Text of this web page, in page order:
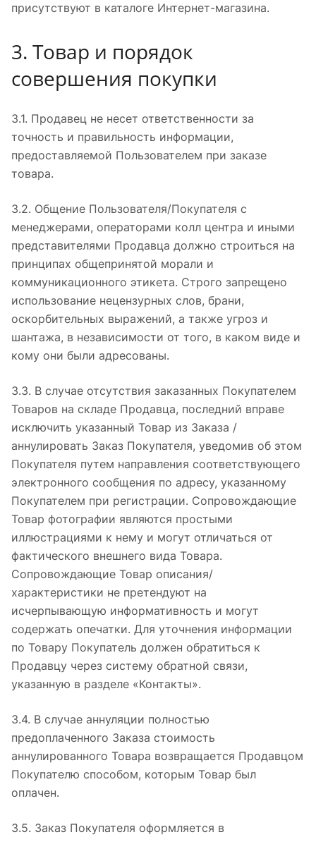
присутствуют в каталоге Интернет-магазина.
3. Товар и порядок
совершения покупки
3.1. Продавец не несет ответственности за
точность и правильность информации,
предоставляемой Пользователем при заказе
товара.
3.2. Общение Пользователя/Покупателя с
менеджерами, операторами колл центра и иными
представителями Продавца должно строиться на
принципах общепринятой морали и
коммуникационного этикета. Строго запрещено
использование нецензурных слов, брани,
оскорбительных выражений, а также угроз и
шантажа, в независимости от того, в каком виде и
кому они были адресованы.
3.3. В случае отсутствия заказанных Покупателем
Товаров на складе Продавца, последний вправе
исключить указанный Товар из Заказа /
аннулировать Заказ Покупателя, уведомив об этом
Покупателя путем направления соответствующего
электронного сообщения по адресу, указанному
Покупателем при регистрации. Сопровождающие
Товар фотографии являются простыми
иллюстрациями к нему и могут отличаться от
фактического внешнего вида Товара.
Сопровождающие Товар описания/
характеристики не претендуют на
исчерпывающую информативность и могут
содержать опечатки. Для уточнения информации
по Товару Покупатель должен обратиться к
Продавцу через систему обратной связи,
указанную в разделе «Контакты».
3.4. В случае аннуляции полностью
предоплаченного Заказа стоимость
аннулированного Товара возвращается Продавцом
Покупателю способом, которым Товар был
оплачен.
3.5. Заказ Покупателя оформляется в